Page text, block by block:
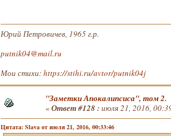
Юрий Петровичев, 1965 г.р.
putnik04@mail.ru
Мои стихи:https://stihi.ru/avtor/putnik04j
"Заметки Апокалипсиса", том 2.
«Ответ #128 :июля 21, 2016,
Цитата: Slava от июля 21, 2016, 00:33:46